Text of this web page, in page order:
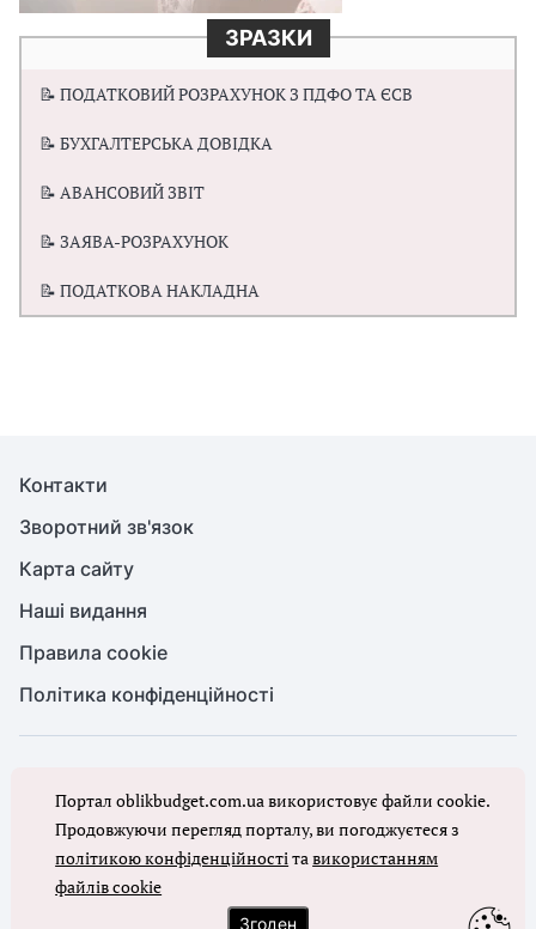
ЗРАЗКИ
📝 ПОДАТКОВИЙ РОЗРАХУНОК З ПДФО ТА ЄСВ
📝 БУХГАЛТЕРСЬКА ДОВІДКА
📝 АВАНСОВИЙ ЗВІТ
📝 ЗАЯВА-РОЗРАХУНОК
📝 ПОДАТКОВА НАКЛАДНА
Контакти
Зворотний зв'язок
Карта сайту
Наші видання
Правила cookie
Політика конфіденційності
Повне або часткове копіювання будь-яких матеріалів порталу,
цитування, публікація їх анотованих оглядів допускаються лише з
письмового дозволу редакції порталу
Ми в соцмережах
Портал oblikbudget.com.ua використовує файли cookie.
Продовжуючи перегляд порталу, ви погоджуєтеся з
політикою конфіденційностітавикористанням
файлів cookie
Згоден